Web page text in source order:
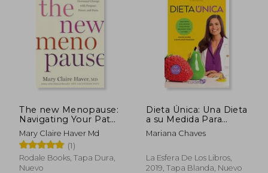
The new Menopause:
Navigating Your Path
Through Hormonal
Change With
Purpose, Power, and
Facts (en Inglés)
Mary Claire Haver Md
(1)
Rodale Books, Tapa Dura,
Nuevo
Dieta Única: Una Dieta
a su Medida Para
Estar Delgado Toda la
Vida
Mariana Chaves
La Esfera De Los Libros,
2019, Tapa Blanda, Nuevo